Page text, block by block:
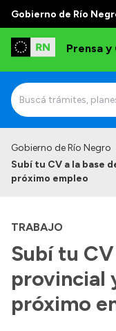
Gobierno de Río
Prensa y
Institucional
Referentes de
Archivo de noticias
Transparencia
Gobierno de Río Negro
Subí tu CV a la base
próximo empleo
TRABAJO
Subí tu
provincial
próximo